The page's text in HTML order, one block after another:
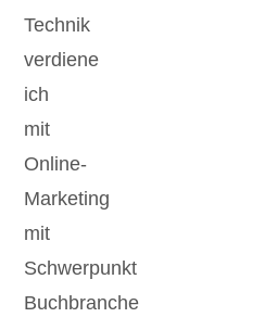
Technik
verdiene
ich
mit
Online-
Marketing
mit
Schwerpunkt
Buchbranche